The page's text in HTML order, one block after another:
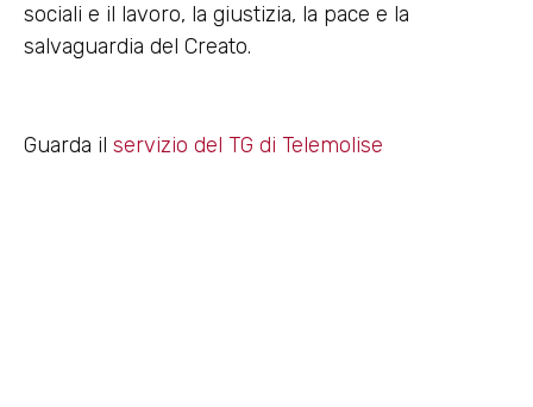
sociali e il lavoro, la giustizia, la pace e la
salvaguardia del Creato.
Guarda il servizio del TG di Telemolise